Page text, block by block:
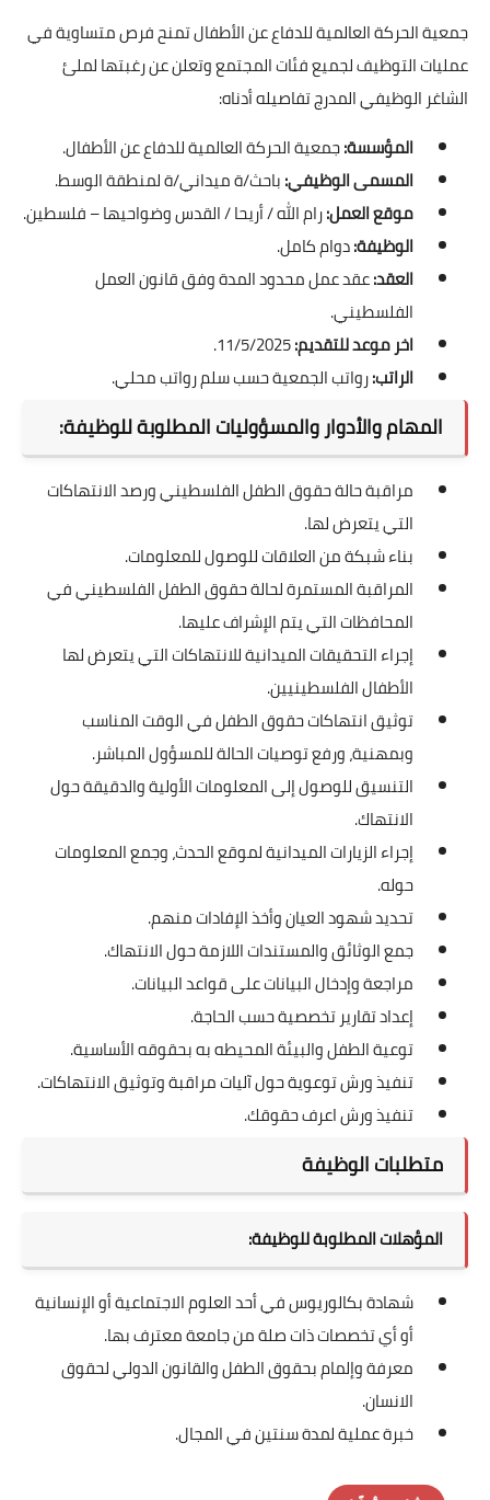
جمعية الحركة العالمية للدفاع عن الأطفال تمنح فرص متساوية في
عمليات التوظيف لجميع فئات المجتمع وتعلن عن رغبتها لملئ
الشاغر الوظيفي المدرج تفاصيله أدناه:
المؤسسة:جمعية الحركة العالمية للدفاع عن الأطفال.
المسمى الوظيفي:باحث/ة ميداني/ة لمنطقة الوسط.
موقع العمل:رام الله / أريحا / القدس وضواحيها – فلسطين.
الوظيفة:دوام كامل.
العقد:عقد عمل محدود المدة وفق قانون العمل
الفلسطيني.
اخر موعد للتقديم:
الراتب:رواتب الجمعية حسب سلم رواتب محلي.
المهام والأدوار والمسؤوليات المطلوبة للوظيفة:
مراقبة حالة حقوق الطفل الفلسطيني ورصد الانتهاكات
التي يتعرض لها.
بناء شبكة من العلاقات للوصول للمعلومات.
المراقبة المستمرة لحالة حقوق الطفل الفلسطيني في
المحافظات التي يتم الإشراف عليها.
إجراء التحقيقات الميدانية للانتهاكات التي يتعرض لها
الأطفال الفلسطينيين.
توثيق انتهاكات حقوق الطفل في الوقت المناسب
وبمهنية، ورفع توصيات الحالة للمسؤول المباشر.
التنسيق للوصول إلى المعلومات الأولية والدقيقة حول
الانتهاك.
إجراء الزيارات الميدانية لموقع الحدث، وجمع المعلومات
حوله.
تحديد شهود العيان وأخذ الإفادات منهم.
جمع الوثائق والمستندات اللازمة حول الانتهاك.
مراجعة وإدخال البيانات على قواعد البيانات.
إعداد تقارير تخصصية حسب الحاجة.
توعية الطفل والبيئة المحيطه به بحقوقه الأساسية.
تنفيذ ورش توعوية حول آليات مراقبة وتوثيق الانتهاكات.
تنفيذ ورش اعرف حقوقك.
متطلبات الوظيفة
المؤهلات المطلوبة للوظيفة:
شهادة بكالوريوس في أحد العلوم الاجتماعية أو الإنسانية
أو أي تخصصات ذات صلة من جامعة معترف بها.
معرفة وإلمام بحقوق الطفل والقانون الدولي لحقوق
الانسان.
خبرة عملية لمدة سنتين في المجال.